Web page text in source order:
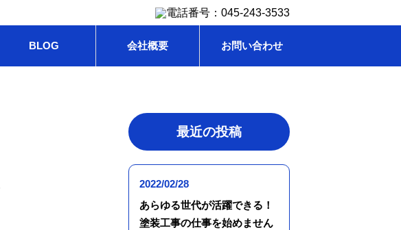
BLOG 会社概要 お問い合わせ
最近の投稿
2022/02/28
あらゆる世代が活躍できる！
塗装工事の仕事を始めません